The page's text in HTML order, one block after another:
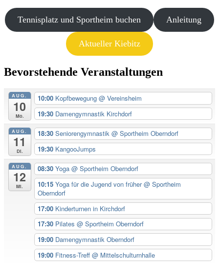
Tennisplatz und Sportheim buchen Anleitung
Aktueller Kiebitz
Bevorstehende Veranstaltungen
AUG.
10
Mo.
10:00 Kopfbewegung @ Vereinsheim
19:30 Damengymnastik Kirchdorf
AUG.
11
Di.
18:30 Seniorengymnastik @ Sportheim Oberndorf
19:30 KangooJumps
AUG.
12
Mi.
08:30 Yoga @ Sportheim Oberndorf
10:15 Yoga für die Jugend von früher@ Sportheim
Oberndorf
17:00 Kinderturnen in Kirchdorf
17:30 Pilates @ Sportheim Oberndorf
19:00 Damengymnastik Oberndorf
19:00 Fitness-Treff @ Mittelschulturnhalle